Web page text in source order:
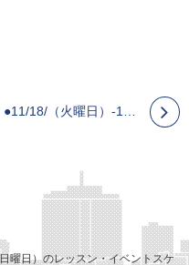
●11/18/（火曜日）-11/22（日曜日）のレッスン・イベントスケジュールです。
曜日）のレッスン・イベントスケ